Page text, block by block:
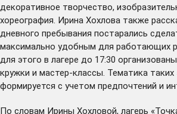
декоративное творчество,
хореография. Ирина Хохлова также
дневного пребывания постарались
максимально удобным для работающих
для этого в лагере до 17:30
кружки и мастер-классы. Тематика таких
формируется с учетом предпочтений и
По словам Ирины Хохловой, лагерь